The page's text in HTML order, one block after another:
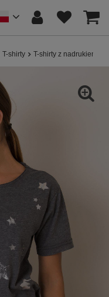
T-shirty T-shirty z nadrukiem